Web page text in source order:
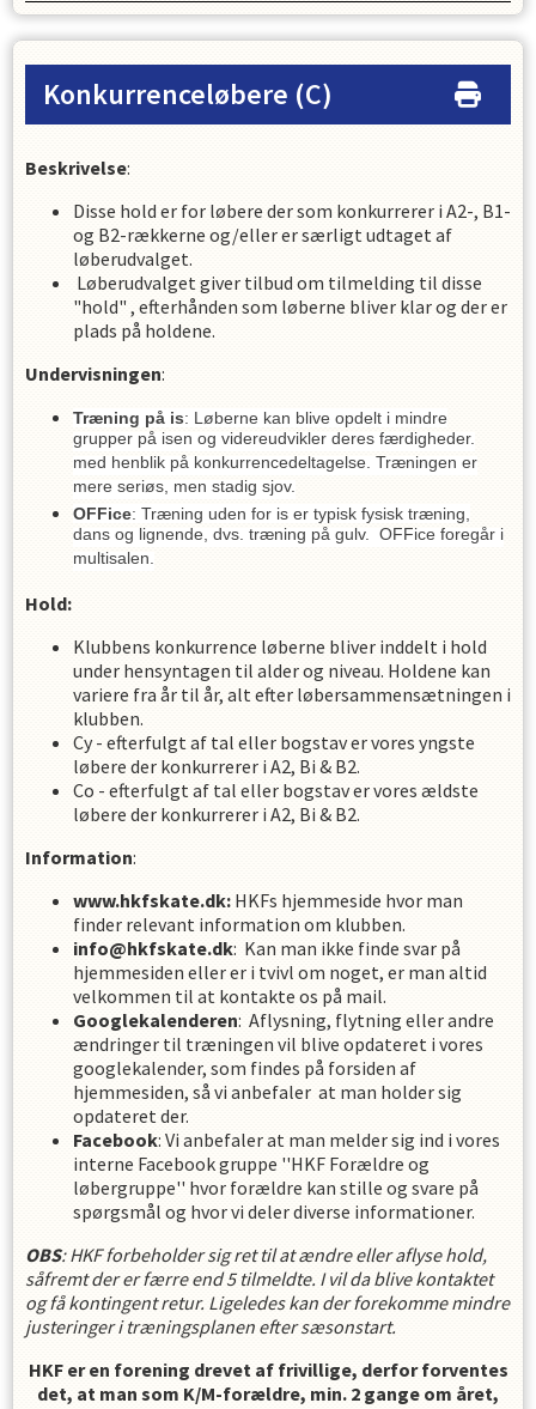
Konkurrenceløbere (C)
Beskrivelse:
Disse hold er for løbere der som konkurrerer i A2-, B1-
og B2-rækkerne og/eller er særligt udtaget af
løberudvalget.
Løberudvalget giver tilbud om tilmelding til disse
"hold" , efterhånden som løberne bliver klar og der er
plads på holdene.
Undervisningen:
Træning på is: Løberne kan blive opdelt i mindre
grupper på isen og videreudvikler deres færdigheder.
med henblik på konkurrencedeltagelse. Træningen er
mere seriøs, men stadig sjov.
OFFice: Træning uden for is er typisk fysisk træning,
dans og lignende, dvs. træning på gulv. OFFice foregår i
multisalen.
Hold:
Klubbens konkurrence løberne bliver inddelt i hold
under hensyntagen til alder og niveau. Holdene kan
variere fra år til år, alt efter løbersammensætningen i
klubben.
Cy - efterfulgt af tal eller bogstav er vores yngste
løbere der konkurrerer i A2, Bi & B2.
Co - efterfulgt af tal eller bogstav er vores ældste
løbere der konkurrerer i A2, Bi & B2.
Information:
www.hkfskate.dk: HKFs hjemmeside hvor man
finder relevant information om klubben.
info@hkfskate.dk: Kan man ikke finde svar på
hjemmesiden eller er i tvivl om noget, er man altid
velkommen til at kontakte os på mail.
Googlekalenderen: Aflysning, flytning eller andre
ændringer til træningen vil blive opdateret i vores
googlekalender, som findes på forsiden af
hjemmesiden, så vi anbefaler at man holder sig
opdateret der.
Facebook: Vi anbefaler at man melder sig ind i vores
interne Facebook gruppe ''HKF Forældre og
løbergruppe'' hvor forældre kan stille og svare på
spørgsmål og hvor vi deler diverse informationer.
OBS: HKF forbeholder sig ret til at ændre eller aflyse hold,
såfremt der er færre end 5 tilmeldte. I vil da blive kontaktet
og få kontingent retur. Ligeledes kan der forekomme mindre
justeringer i træningsplanen efter sæsonstart.
HKF er en forening drevet af frivillige, derfor forventes
det, at man som K/M-forældre, min. 2 gange om året,